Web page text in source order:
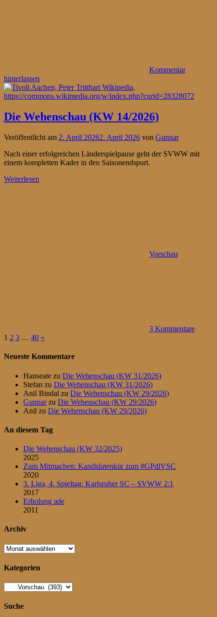
Kommentar
hinterlassen
Die Wehenschau (KW 14/2026)
Veröffentlicht am 2. April 20262. April 2026 von Gunnar
Nach einer erfolgreichen Länderspielpause geht der SVWW mit
einem kompletten Kader in den Saisonendspurt.
Weiterlesen
Vorschau
3 Kommentare
Seitennummerierung
der
1 2 3 … 40 Nächste
»
Neueste Kommentare
Hanseate zu Die Wehenschau (KW 31/2026)
Stefan zu Die Wehenschau (KW 31/2026)
Anil Bindal zu Die Wehenschau (KW 29/2026)
Gunnarzu Die Wehenschau (KW 29/2026)
Anil zu Die Wehenschau (KW 29/2026)
An diesem Tag
Die Wehenschau (KW 32/2025)
2025
Zum Mitmachen: Kandidatenkür zum #GPdlVSC
2020
3. Liga, 4. Spieltag: Karlsruher SC – SVWW 2:1
2017
Erholung ade
2011
Archiv
Archiv
Kategorien
Kategorien
Suche